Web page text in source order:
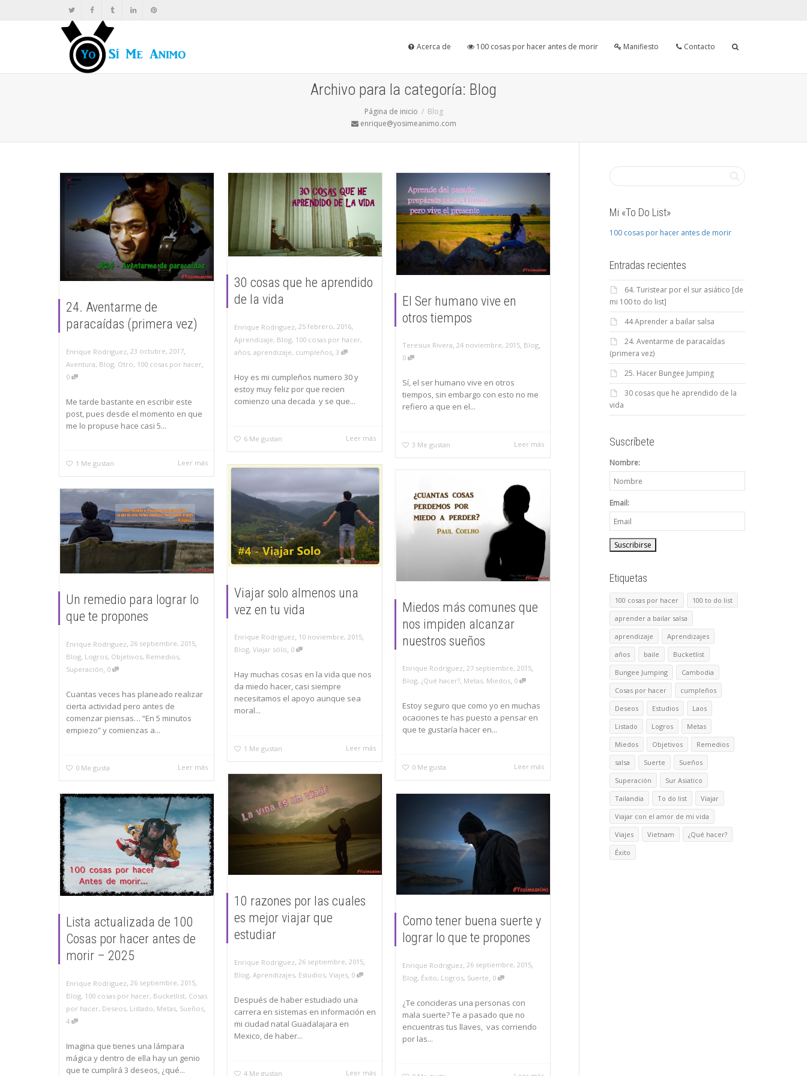
Acerca de 100 cosas por hacer antes de morir Manifiesto Contacto
Archivo para la categoría: Blog
Página de inicio
Blog
enrique@yosimeanimo.com
24. Aventarme de
paracaídas (primera vez)
Enrique Rodriguez, 23 octubre, 2017,
Aventura, Blog, Otro, 100 cosas por hacer
0
Me tarde bastante en escribir este
post, pues desde el momento en que
me lo propuse hace casi 5...
1 Me gustan Leer más
30 cosas que he aprendido
de la vida
Enrique Rodriguez, 25 febrero, 2016,
Aprendizaje, Blog, 100 cosas por hacer,
años, aprendizaje, cumpleños, 3
Hoy es mi cumpleños numero 30 y
estoy muy feliz por que recien
comienzo una decada y se que...
6 Me gustan Leer más
El Ser humano vive en
otros tiempos
Teresiux Rivera, 24 noviembre, 2015, Blog,
0
Sí, el ser humano vive en otros
tiempos, sin embargo con esto no me
refiero a que en el...
3 Me gustan Leer más
Viajar solo almenos una
vez en tu vida
Enrique Rodriguez, 10 noviembre, 2015,
Blog, Viajar sólo, 0
Hay muchas cosas en la vida que nos
da miedo hacer, casi siempre
necesitamos el apoyo aunque sea
moral...
1 Me gustan Leer más
Miedos más comunes que
nos impiden alcanzar
nuestros sueños
Enrique Rodriguez, 27 septiembre, 2015,
Blog, ¿Qué hacer?, Metas, Miedos, 0
Estoy seguro que como yo en muchas
ocaciones te has puesto a pensar en
que te gustaría hacer en...
0 Me gusta Leer más
Un remedio para lograr lo
que te propones
Enrique Rodriguez, 26 septiembre, 2015,
Blog, Logros, Objetivos, Remedios,
Superación 0
Cuantas veces has planeado realizar
cierta actividad pero antes de
comenzar piensas… “En 5 minutos
empiezo” y comienzas a...
0 Me gusta Leer más
10 razones por las cuales
es mejor viajar que
estudiar
Enrique Rodriguez, 26 septiembre, 2015,
Blog, Aprendizajes, Estudios, Viajes, 0
Después de haber estudiado una
carrera en sistemas en información en
mi ciudad natal Guadalajara en
Mexico, de haber...
4 Me gustan Leer más
Como tener buena suerte y
lograr lo que te propones
Enrique Rodriguez, 26 septiembre, 2015,
Blog, Éxito, Logros, Suerte, 0
¿Te concideras una personas con
mala suerte? Te a pasado que no
encuentras tus llaves, vas corriendo
por las...
Lista actualizada de 100
Cosas por hacer antes de
morir – 2025
Enrique Rodriguez, 26 septiembre, 2015,
Blog, 100 cosas por hacer, Bucketlist, Cosas
por hacer, Deseos, Listado, Metas, Sueños,
4
Imagina que tienes una lámpara
mágica y dentro de ella hay un genio
que te cumplirá 3 deseos, ¿qué...
Mi «To Do List»
100 cosas por hacer antes de morir
Entradas recientes
64. Turistear por el sur asiático [de
mi 100 to do list]
44 Aprender a bailar salsa
24. Aventarme de paracaídas
(primera vez)
25. Hacer Bungee Jumping
30 cosas que he aprendido de la
vida
Suscríbete
Nombre:
Email:
Etiquetas
100 cosas por hacer
100 to do list
aprender a bailar salsa
aprendizaje
Aprendizajes
años
baile
Bucketlist
Bungee Jumping
Cambodia
Cosas por hacer
cumpleños
Deseos
Estudios
Laos
Listado
Logros
Metas
Miedos
Objetivos
Remedios
salsa
Suerte
Sueños
Superación
Sur Asiatico
Tailandia
To do list
Viajar
Viajar con el amor de mi vida
Viajes
Vietnam
¿Qué hacer?
Éxito